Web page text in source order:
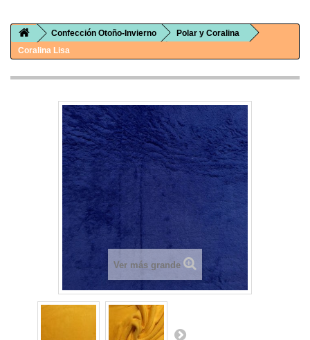
Confección Otoño-Invierno
Polar y Coralina
Coralina Lisa
Ver más grande